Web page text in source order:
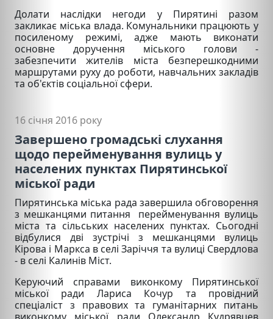
Долати наслідки негоди у Пирятині разом
закликає міська влада. Комунальники працюють у
посиленому режимі, адже мають виконати
основне доручення міського голови -
забезпечити жителів міста безперешкодними
маршрутами руху до роботи, навчальних закладів
та об'єктів соціальної сфери.
16 січня 2016 року
Завершено громадські слухання
щодо перейменування вулиць у
населених пунктах Пирятинської
міської ради
Пирятинська міська рада завершила обговорення
з мешканцями питання перейменування вулиць
міста та сільських населених пунктах. Сьогодні
відбулися дві зустрічі з мешканцями вулиць
Кірова і Маркса в селі Заріччя та вулиці Свердлова
- в селі Калинів Міст.
Керуючий справами виконкому Пирятинської
міської ради Лариса Кочур та провідний
спеціаліст з правових та гуманітарних питань